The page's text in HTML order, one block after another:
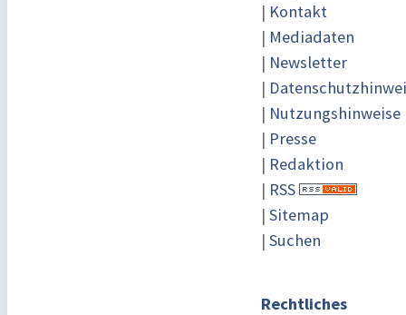
| Kontakt
| Mediadaten
| Newsletter
|
| Nutzungshinweise
| Presse
| Redaktion
| RSS
| Sitemap
| Suchen
Rechtliches